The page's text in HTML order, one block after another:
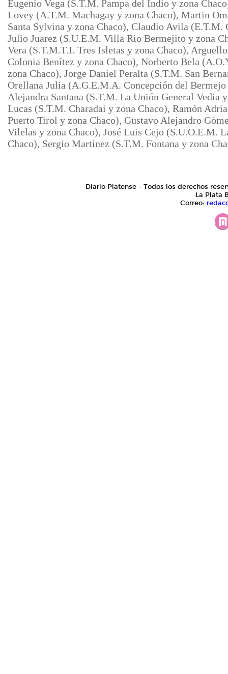
Eugenio Vega (S.T.M. Pampa del Indio y zona
Lovey (A.T.M. Machagay y zona Chaco), Martin
Santa Sylvina y zona Chaco), Claudio Avila (E.T.M.
Julio Juarez (S.U.E.M. Villa Rio Bermejito y zona
Vera (S.T.M.T.I. Tres Isletas y zona Chaco),
Colonia Benítez y zona Chaco), Norberto Bela
zona Chaco), Jorge Daniel Peralta (S.T.M. San
Orellana Julia (A.G.E.M.A. Concepción del
Alejandra Santana (S.T.M. La Unión General Vedia
Lucas (S.T.M. Charadai y zona Chaco), Ramón
Puerto Tirol y zona Chaco), Gustavo Alejandro
Vilelas y zona Chaco), José Luis Cejo (S.U.O.E.M.
Chaco), Sergio Martinez (S.T.M. Fontana y zona
Diario Platense - Todos los derechos
La Plata
Correo: